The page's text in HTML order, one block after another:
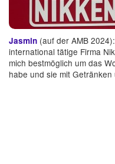
Jasmin (auf der AMB
international tätige Firma
mich bestmöglich um das
habe und sie mit